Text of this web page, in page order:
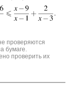
проверяются
бумаге.
проверить их